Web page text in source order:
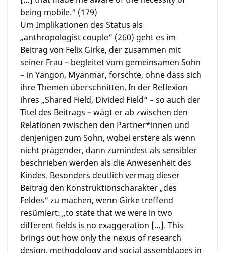
being mobile.“ (179)
Um Implikationen des Status als
„anthropologist couple“ (260) geht es im
Beitrag von Felix Girke, der zusammen mit
seiner Frau – begleitet vom gemeinsamen Sohn
– in Yangon, Myanmar, forschte, ohne dass sich
ihre Themen überschnitten. In der Reflexion
ihres „Shared Field, Divided Field“ – so auch der
Titel des Beitrags – wägt er ab zwischen den
Relationen zwischen den Partner*innen und
denjenigen zum Sohn, wobei erstere als wenn
nicht prägender, dann zumindest als sensibler
beschrieben werden als die Anwesenheit des
Kindes. Besonders deutlich vermag dieser
Beitrag den Konstruktionscharakter „des
Feldes“ zu machen, wenn Girke treffend
resümiert: „to state that we were in two
different fields is no exaggeration […]. This
brings out how only the nexus of research
design, methodology and social assemblages in